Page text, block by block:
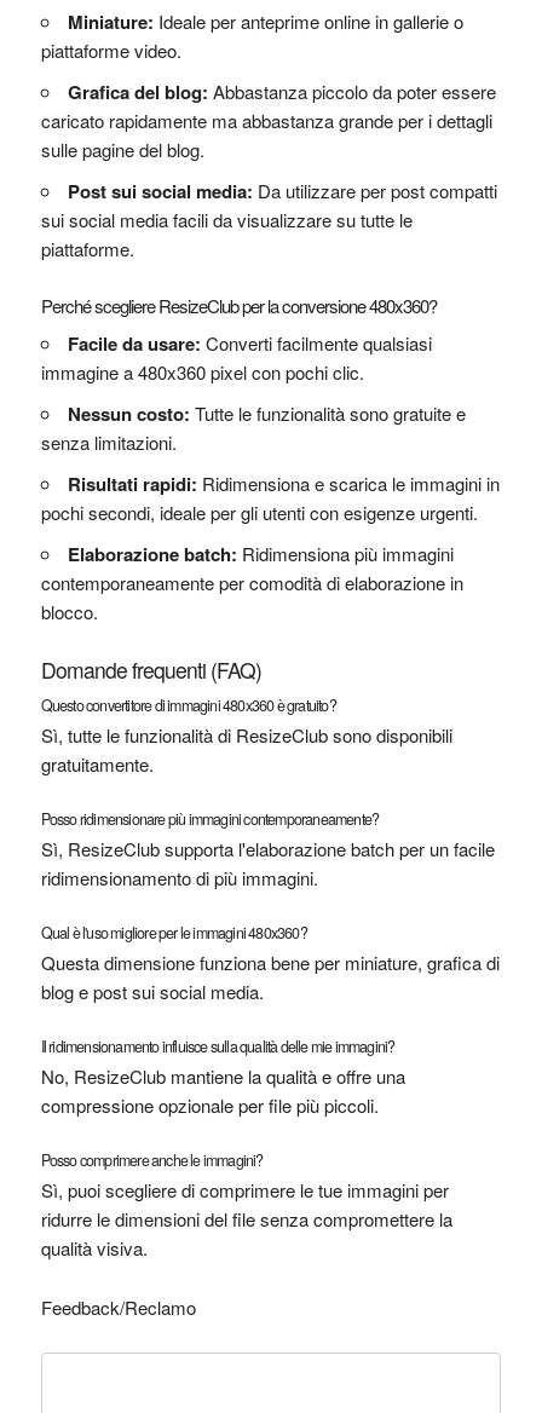
Miniature: Ideale per anteprime online in gallerie o
piattaforme video.
Grafica del blog: Abbastanza piccolo da poter essere
caricato rapidamente ma abbastanza grande per i dettagli
sulle pagine del blog.
Post sui social media: Da utilizzare per post compatti
sui social media facili da visualizzare su tutte le
piattaforme.
Perché scegliere ResizeClub per la conversione 480x360?
Facile da usare: Converti facilmente qualsiasi
immagine a 480x360 pixel con pochi clic.
Nessun costo: Tutte le funzionalità sono gratuite e
senza limitazioni.
Risultati rapidi: Ridimensiona e scarica le immagini in
pochi secondi, ideale per gli utenti con esigenze urgenti.
Elaborazione batch: Ridimensiona più immagini
contemporaneamente per comodità di elaborazione in
blocco.
Domande frequenti (FAQ)
Questo convertitore di immagini 480x360 è gratuito?
Sì, tutte le funzionalità di ResizeClub sono disponibili
gratuitamente.
Posso ridimensionare più immagini contemporaneamente?
Sì, ResizeClub supporta l'elaborazione batch per un facile
ridimensionamento di più immagini.
Qual è l'uso migliore per le immagini 480x360?
Questa dimensione funziona bene per miniature, grafica di
blog e post sui social media.
Il ridimensionamento influisce sulla qualità delle mie immagini?
No, ResizeClub mantiene la qualità e offre una
compressione opzionale per file più piccoli.
Posso comprimere anche le immagini?
Sì, puoi scegliere di comprimere le tue immagini per
ridurre le dimensioni del file senza compromettere la
qualità visiva.
Feedback/Reclamo